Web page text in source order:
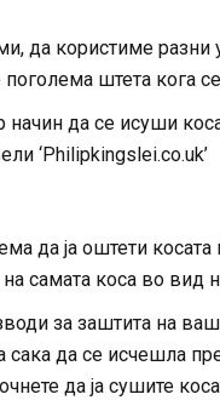
да користиме
штета кога
начин да се исуши
‘Philipkingslei.co.uk’
да ја оштети
самата коса во
за заштита на
сака да се исчешла
да ја сушите